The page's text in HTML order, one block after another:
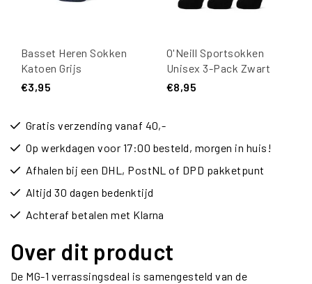
Basset Heren Sokken
Katoen Grijs
€3,95
O'Neill Sportsokken
Unisex 3-Pack Zwart
€8,95
Gratis verzending vanaf 40,-
Op werkdagen voor 17:00 besteld, morgen in huis!
Afhalen bij een DHL, PostNL of DPD pakketpunt
Altijd 30 dagen bedenktijd
Achteraf betalen met Klarna
Over dit product
De MG-1 verrassingsdeal is samengesteld van de